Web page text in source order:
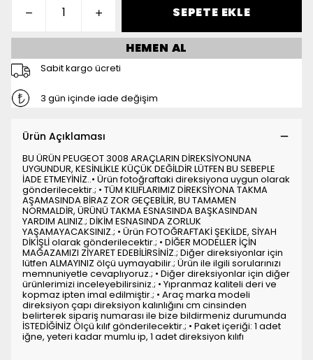
SEPETE EKLE
HEMEN AL
Sabit kargo ücreti
3 gün içinde iade değişim
Ürün Açıklaması
BU ÜRÜN PEUGEOT 3008 ARAÇLARIN DİREKSİYONUNA
UYGUNDUR, KESİNLİKLE KÜÇÜK DEĞİLDİR LÜTFEN BU SEBEPLE
İADE ETMEYİNİZ..• Ürün fotoğraftaki direksiyona uygun olarak
gönderilecektir.; • TÜM KILIFLARIMIZ DİREKSİYONA TAKMA
AŞAMASINDA BİRAZ ZOR GEÇEBİLİR, BU TAMAMEN
NORMALDİR, ÜRÜNÜ TAKMA ESNASINDA BAŞKASINDAN
YARDIM ALINIZ.; DİKİM ESNASINDA ZORLUK
YAŞAMAYACAKSINIZ.; • Ürün FOTOĞRAFTAKİ ŞEKİLDE, SİYAH
DİKİŞLİ olarak gönderilecektir.; • DİĞER MODELLER İÇİN
MAĞAZAMIZI ZİYARET EDEBİLİRSİNİZ.; Diğer direksiyonlar için
lütfen ALMAYINIZ ölçü uymayabilir.; Ürün ile ilgili sorularınızı
memnuniyetle cevaplıyoruz.; • Diğer direksiyonlar için diğer
ürünlerimizi inceleyebilirsiniz.; • Yıpranmaz kaliteli deri ve
kopmaz ipten imal edilmiştir.; • Araç marka modeli
direksiyon çapı direksiyon kalınlığını cm cinsinden
belirterek sipariş numarası ile bize bildirmeniz durumunda
İSTEDİĞİNİZ Ölçü kılıf gönderilecektir.; • Paket içeriği: 1 adet
iğne, yeteri kadar mumlu ip, 1 adet direksiyon kılıfı